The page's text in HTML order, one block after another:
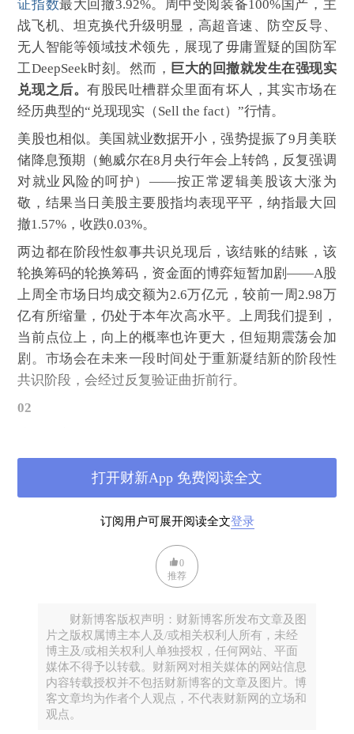
证指数最大回撤3.92%。周中受阅装备100%国产，主
战飞机、坦克换代升级明显，高超音速、防空反导、
无人智能等领域技术领先，展现了毋庸置疑的国防军
工DeepSeek时刻。然而， 巨大的回撤就发生在强现实
兑现之后。有股民吐槽群众里面有坏人，其实市场在
经历典型的“兑现现实（Sell the fact）”行情。
美股也相似。美国就业数据开小，强势提振了9月美联
储降息预期（鲍威尔在8月央行年会上转鸽，反复强调
对就业风险的呵护）——按正常逻辑美股该大涨为
敬，结果当日美股主要股指均表现平平，纳指最大回
撤1.57%，收跌0.03%。
两边都在阶段性叙事共识兑现后，该结账的结账，该
轮换筹码的轮换筹码，资金面的博弈短暂加剧——A股
上周全市场日均成交额为2.6万亿元，较前一周2.98万
亿有所缩量，仍处于本年次高水平。上周我们提到，
当前点位上，向上的概率也许更大，但短期震荡会加
剧。市场会在未来一段时间处于重新凝结新的阶段性
共识阶段，会经过反复验证曲折前行。
02
和过往股票市场的表现有差别的是，A股有来自内部和
外部的两股“转向质量”（flight to quality）的资金力量
佳。外部来看，美元资产存在一定贬值压力，一向被
抛弃的中国资产展现出新的韧性，也让外资存在一定
动，也正是因为它们的存在，市场行情存在着震荡加
。在本轮行情中，尤其是科技股行业的估值贡献
较高。以科创50成分股为例，业绩改善对区间涨幅的
贡献只有1.82%，但是估值中枢却贡献了涨幅的
98.18%。一旦有风吹草动，寒武纪上周周内23.7%的
订阅用户可展开阅读全文登录
打开财新App 免费阅读全文
0
推荐
财新博客版权声明：财新博客所发布文章及图
片之版权属博主本人及/或相关权利人所有，未经
博主及/或相关权利人单独授权，任何网站、平面
媒体不得予以转载。财新网对相关媒体的网站信息
内容转载授权并不包括财新博客的文章及图片。博
客文章均为作者个人观点，不代表财新网的立场和
观点。